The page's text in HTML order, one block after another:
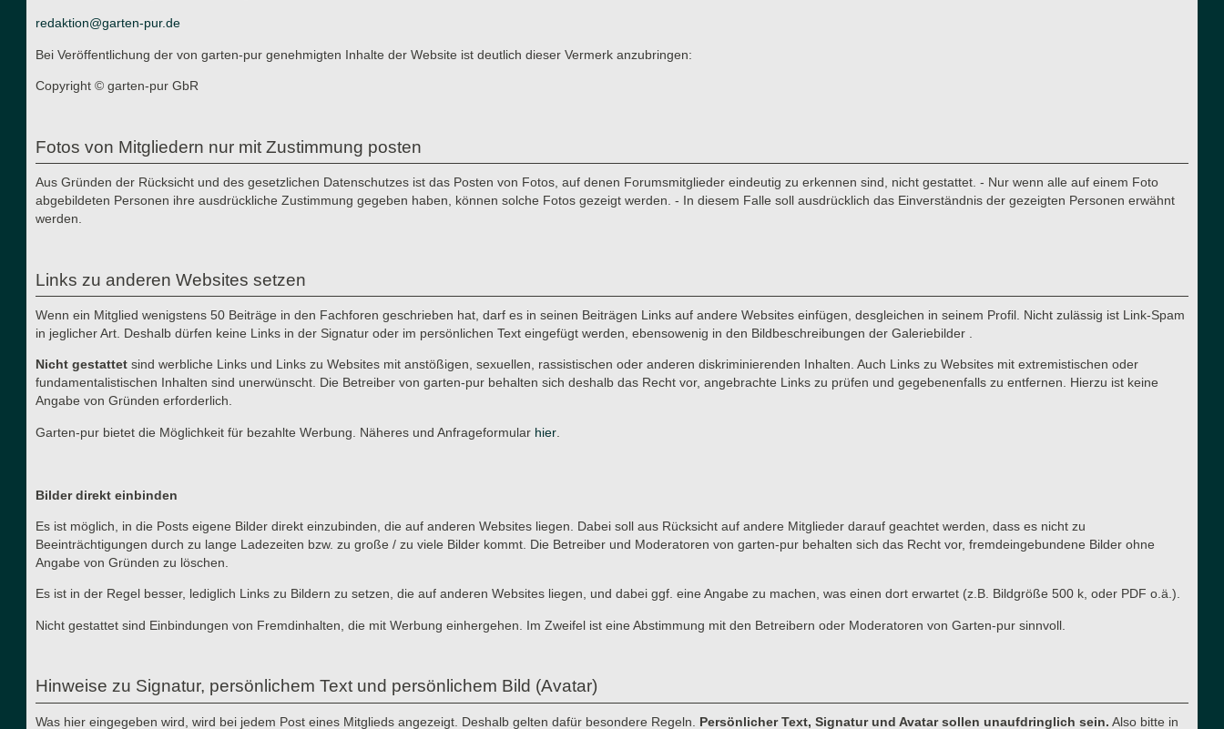
redaktion@garten-pur.de
Bei Veröffentlichung der von garten-pur genehmigten Inhalte der Website ist deutlich dieser Vermerk anzubringen:
Copyright © garten-pur GbR
Fotos von Mitgliedern nur mit Zustimmung posten
Aus Gründen der Rücksicht und des gesetzlichen Datenschutzes ist das Posten von Fotos, auf denen Forumsmitglieder eindeutig zu erkennen sind, nicht gestattet. - Nur wenn alle auf einem Foto
abgebildeten Personen ihre ausdrückliche Zustimmung gegeben haben, können solche Fotos gezeigt werden. - In diesem Falle soll ausdrücklich das Einverständnis der gezeigten Personen erwähnt
werden.
Links zu anderen Websites setzen
Wenn ein Mitglied wenigstens 50 Beiträge in den Fachforen geschrieben hat, darf es in seinen Beiträgen Links auf andere Websites einfügen, desgleichen in seinem Profil. Nicht zulässig ist Link-Spam
in jeglicher Art. Deshalb dürfen keine Links in der Signatur oder im persönlichen Text eingefügt werden, ebensowenig in den Bildbeschreibungen der Galeriebilder .
Nicht gestattet sind werbliche Links und Links zu Websites mit anstößigen, sexuellen, rassistischen oder anderen diskriminierenden Inhalten. Auch Links zu Websites mit extremistischen oder
fundamentalistischen Inhalten sind unerwünscht. Die Betreiber von garten-pur behalten sich deshalb das Recht vor, angebrachte Links zu prüfen und gegebenenfalls zu entfernen. Hierzu ist keine
Angabe von Gründen erforderlich.
Garten-pur bietet die Möglichkeit für bezahlte Werbung. Näheres und Anfrageformular hier
Bilder direkt einbinden
Es ist möglich, in die Posts eigene Bilder direkt einzubinden, die auf anderen Websites liegen. Dabei soll aus Rücksicht auf andere Mitglieder darauf geachtet werden, dass es nicht zu
Beeinträchtigungen durch zu lange Ladezeiten bzw. zu große / zu viele Bilder kommt. Die Betreiber und Moderatoren von garten-pur behalten sich das Recht vor, fremdeingebundene Bilder ohne
Angabe von Gründen zu löschen.
Es ist in der Regel besser, lediglich Links zu Bildern zu setzen, die auf anderen Websites liegen, und dabei ggf. eine Angabe zu machen, was einen dort erwartet (z.B. Bildgröße 500 k, oder PDF o.ä.).
Nicht gestattet sind Einbindungen von Fremdinhalten, die mit Werbung einhergehen. Im Zweifel ist eine Abstimmung mit den Betreibern oder Moderatoren von Garten-pur sinnvoll.
Hinweise zu Signatur, persönlichem Text und persönlichem Bild (Avatar)
Was hier eingegeben wird, wird bei jedem Post eines Mitglieds angezeigt. Deshalb gelten dafür besondere Regeln. Persönlicher Text, Signatur und Avatar sollen unaufdringlich sein. Also bitte in